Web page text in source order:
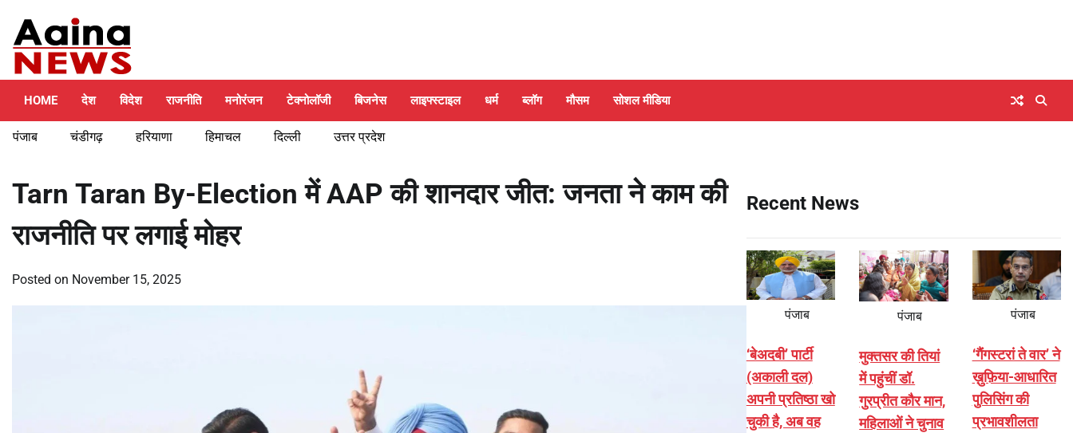
content
HOME देश विदेश राजनीति मनोरंजन टेक्नोलॉजी बिजनेस लाइफ्स्टाइल धर्म ब्लॉग मौसम सोशल मीडिया
पंजाब चंडीगढ़ हरियाणा हिमाचल दिल्ली उत्तर प्रदेश
Tarn Taran By-Election में AAP की शानदार जीत: जनता ने काम की
राजनीति पर लगाई मोहर
Posted on November 15, 2025
Recent News
पंजाब
‘बेअदबी’ पार्टी
(अकाली दल)
अपनी प्रतिष्ठा खो
चुकी है, अब वह
पंजाब
मुक्तसर की तियां
में पहुंचीं डॉ.
गुरप्रीत कौर मान,
महिलाओं ने चुनाव
पंजाब
‘गैंगस्टरां ते वार’ ने
ख़ुफ़िया-आधारित
पुलिसिंग की
प्रभावशीलता